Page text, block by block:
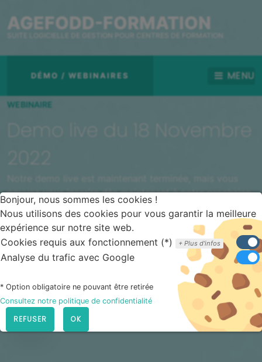
AGEFODD-FORMATION
DÉMO / WEBINAIRES MENU
WEBINAIRE
Demo live du 18 Novembre
2022
pouvez vous inscrire dès maintenant à notre prochaine
démonstration.
Bonjour, nous sommes les cookies !
Nous utilisons des cookies pour vous garantir la meilleure
expérience sur notre site web.
Cookies requis aux fonctionnement (*)
Plus d'infos
Analyse du trafic avec Google
* Option obligatoire ne pouvant être retirée
Consultez notre politique de confidentialité
REFUSER OK